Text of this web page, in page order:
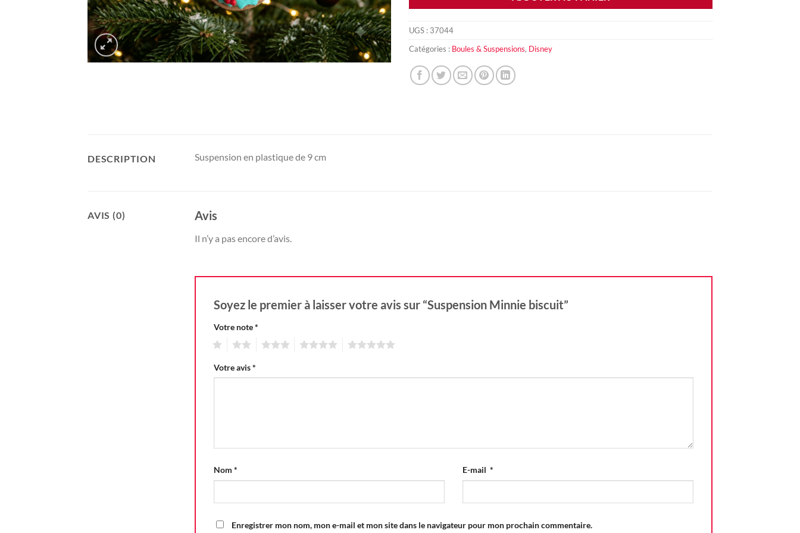
UGS : 37044
Catégories : Boules & Suspensions, Disney
DESCRIPTION Suspension en plastique de 9 cm
AVIS (0) Avis
Il n’y a pas encore d’avis.
Soyez le premier à laisser votre avis sur “Suspension Minnie biscuit”
Votre note*
Votre avis*
Nom * E-mail *
Enregistrer mon nom, mon e-mail et mon site dans le navigateur pour mon prochain commentaire.